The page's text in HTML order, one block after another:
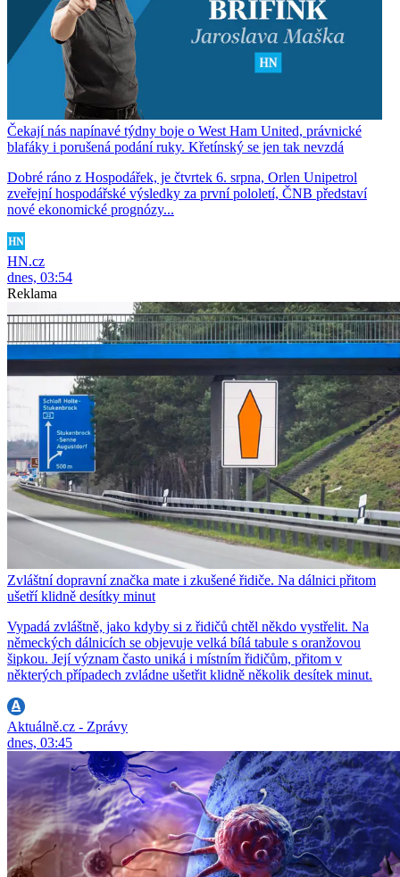
Čekají nás napínavé týdny boje o West Ham United, právnické
blafáky i porušená podání ruky. Křetínský se jen tak nevzdá
Dobré ráno z Hospodářek, je čtvrtek 6. srpna, Orlen Unipetrol
zveřejní hospodářské výsledky za první pololetí, ČNB představí
nové ekonomické prognózy...
HN.cz
dnes, 03:54
Reklama
Zvláštní dopravní značka mate i zkušené řidiče. Na dálnici přitom
ušetří klidně desítky minut
Vypadá zvláštně, jako kdyby si z řidičů chtěl někdo vystřelit. Na
německých dálnicích se objevuje velká bílá tabule s oranžovou
šipkou. Její význam často uniká i místním řidičům, přitom v
některých případech zvládne ušetřit klidně několik desítek minut.
Aktuálně.cz - Zprávy
dnes, 03:45